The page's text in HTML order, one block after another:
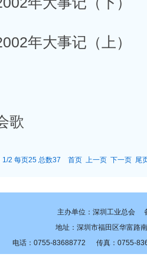
年大事记（上）
歌
1/2 每页25 总数37 首页 上一页 下一页 尾
主办单位：深圳工业总会
地址：深圳市福田区华富
电话：0755-83688772 传真：0755-